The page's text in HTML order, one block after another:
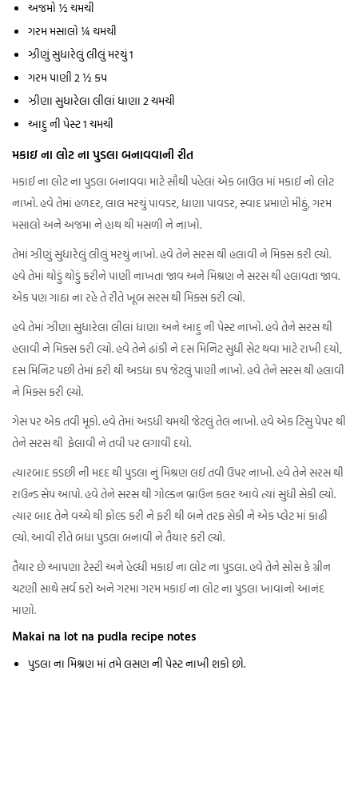
અજમો ½ ચમચી
ગરમ મસાલો ¼ ચમચી
ઝીણું સુધારેલું લીલું મરચું 1
ગરમ પાણી 2 ½ કપ
ઝીણા સુધારેલા લીલાં ધાણા 2 ચમચી
આદુ ની પેસ્ટ 1 ચમચી
મકાઇ ના લોટ ના પુડલા બનાવવાની રીત
મકાઈ ના લોટ ના પુડલા બનાવવા માટે સૌથી પહેલાં એક બાઉલ માં મકાઈ નો લોટ
નાખો. હવે તેમાં હળદર, લાલ મરચું પાવડર, ધાણા પાવડર, સ્વાદ પ્રમાણે મીઠું, ગરમ
મસાલો અને અજમા ને હાથ થી મસળી ને નાખો.
તેમાં ઝીણું સુધારેલું લીલું મરચું નાખો. હવે તેને સરસ થી હલાવી ને મિક્સ કરી લ્યો.
હવે તેમાં થોડું થોડું કરીને પાણી નાખતા જાવ અને મિશ્રણ ને સરસ થી હલાવતા જાવ.
એક પણ ગાઠા ના રહે તે રીતે ખૂબ સરસ થી મિક્સ કરી લ્યો.
હવે તેમાં ઝીણા સુધારેલા લીલાં ધાણા અને આદુ ની પેસ્ટ નાખો. હવે તેને સરસ થી
હલાવી ને મિક્સ કરી લ્યો. હવે તેને ઢાંકી ને દસ મિનિટ સુધી સેટ થવા માટે રાખી દયો,
દસ મિનિટ પછી તેમાં ફરી થી અડધા કપ જેટલું પાણી નાખો. હવે તેને સરસ થી હલાવી
ને મિક્સ કરી લ્યો.
ગેસ પર એક તવી મૂકો. હવે તેમાં અડધી ચમચી જેટલું તેલ નાખો. હવે એક ટિસુ પેપર થી
તેને સરસ થી ફેલાવી ને તવી પર લગાવી દયો.
ત્યારબાદ કડછી ની મદદ થી પુડલા નું મિશ્રણ લઈ તવી ઉપર નાખો. હવે તેને સરસ થી
રાઉન્ડ સેપ આપો. હવે તેને સરસ થી ગોલ્ડન બ્રાઉન કલર આવે ત્યાં સુધી સેકી લ્યો.
ત્યાર બાદ તેને વચ્ચે થી ફોલ્ડ કરી ને ફરી થી બને તરફ સેકી ને એક પ્લેટ માં કાઢી
લ્યો. આવી રીતે બધા પુડલા બનાવી ને તૈયાર કરી લ્યો.
તૈયાર છે આપણા ટેસ્ટી અને હેલ્ધી મકાઈ ના લોટ ના પુડલા. હવે તેને સોસ કે ગ્રીન
ચટણી સાથે સર્વ કરો અને ગરમા ગરમ મકાઈ ના લોટ ના પુડલા ખાવાનો આનંદ
માણો.
Makai na lot na pudla recipe notes
પુડલા ના મિશ્રણ માં તમે લસણ ની પેસ્ટ નાખી શકો છો.